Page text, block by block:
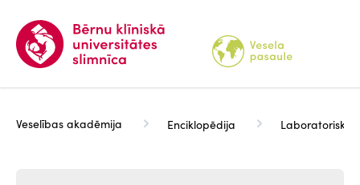
galveno
saturu
Veselības akadēmija Enciklopēdija Laboratoriskie